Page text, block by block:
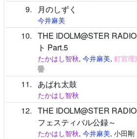
9 月のしずく
今井麻美
10
THE IDOLM@STER
ト Part.5
たかはし智秋, 今井麻美, 釘宮理
香
11 あばれ太鼓
たかはし智秋
12
THE IDOLM@STER
フェスティバル公録～
たかはし智秋, 今井麻美, 小田剛